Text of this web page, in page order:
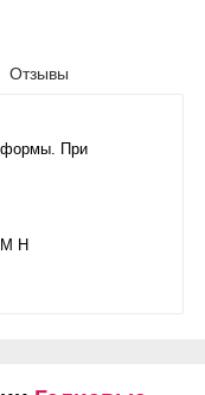
Отзывы
формы. При
H